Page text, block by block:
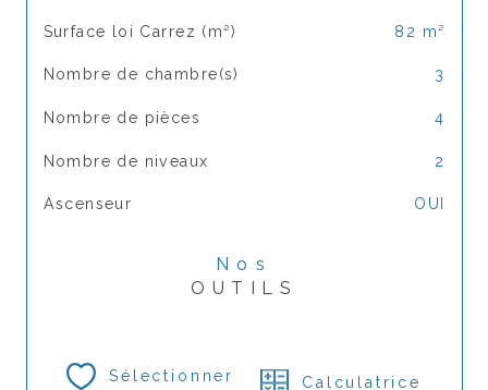
Surface loi Carrez (m²) 82 m²
Nombre de chambre(s) 3
Nombre de pièces 4
Nombre de niveaux 2
Ascenseur OUI
Nos
OUTILS
Sélectionner Calculatrice